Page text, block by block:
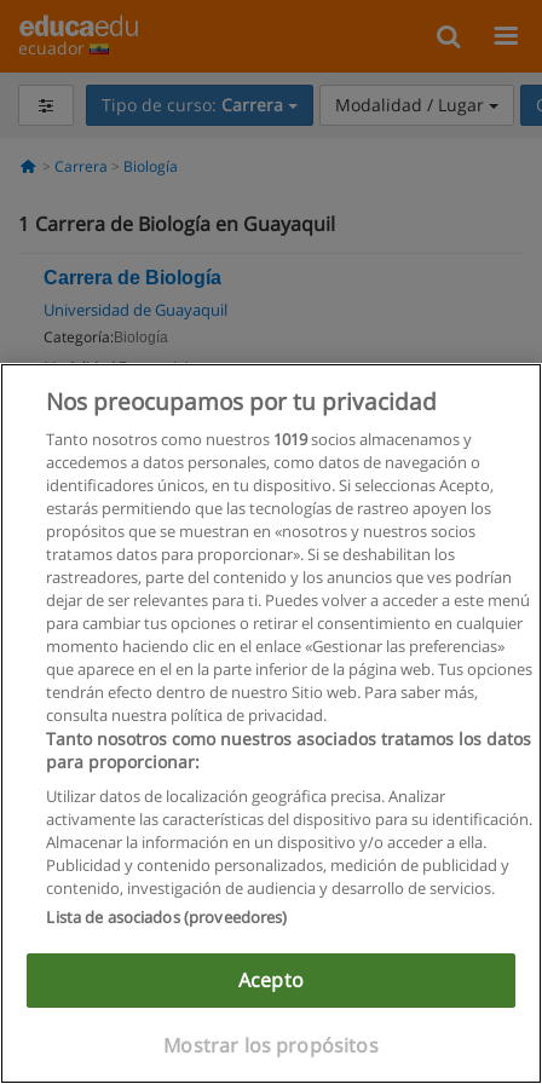
ecuador
Tipo de curso: Carrera Modalidad / Lugar
Carrera Biología
1 Carrera de Biología en Guayaquil
Carrera de Biología
Universidad de Guayaquil
Categoría: Biología
Modalidad:Presencial
Impartido en:
Guayaquil
Solicita información
Reglas de uso
Privacidad de datos
Contactar con Educaedu
Copyright © Educaedu Business S.L. - CIF : B-95610580: -
www.educaedu.com.ec
Nos preocupamos por tu privacidad
Tanto nosotros como nuestros 1019socios almacenamos y
accedemos a datos personales, como datos de navegación o
identificadores únicos, en tu dispositivo. Si seleccionas Acepto,
estarás permitiendo que las tecnologías de rastreo apoyen los
propósitos que se muestran en «nosotros y nuestros socios
tratamos datos para proporcionar». Si se deshabilitan los
rastreadores, parte del contenido y los anuncios que ves podrían
dejar de ser relevantes para ti. Puedes volver a acceder a este menú
para cambiar tus opciones o retirar el consentimiento en cualquier
momento haciendo clic en el enlace «Gestionar las preferencias»
que aparece en el en la parte inferior de la página web. Tus opciones
tendrán efecto dentro de nuestro Sitio web. Para saber más,
consulta nuestra política de privacidad.
Tanto nosotros como nuestros asociados tratamos los datos
para proporcionar:
Utilizar datos de localización geográfica precisa. Analizar
activamente las características del dispositivo para su identificación.
Almacenar la información en un dispositivo y/o acceder a ella.
Publicidad y contenido personalizados, medición de publicidad y
contenido, investigación de audiencia y desarrollo de servicios.
Lista de asociados (proveedores)
Acepto
Mostrar los propósitos